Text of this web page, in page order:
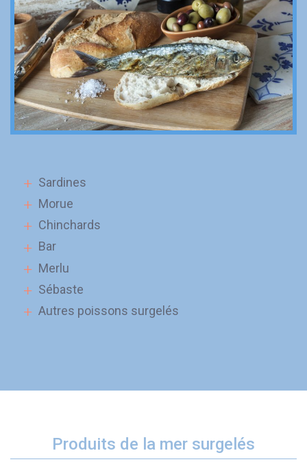
Sardines
Morue
Chinchards
Bar
Merlu
Sébaste
Autres poissons surgelés
Produits de la mer surgelés